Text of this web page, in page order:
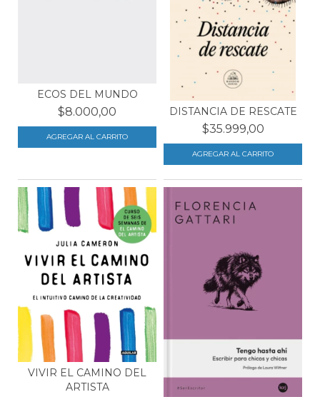
ECOS DEL MUNDO
$8.000,00 DISTANCIA DE RESCATE
$35.999,00
VIVIR EL CAMINO DEL
ARTISTA